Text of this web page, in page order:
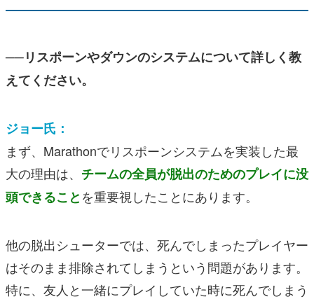
──リスポーンやダウンのシステムについて詳しく教
えてください。
ジョー氏：
まず、Marathonでリスポーンシステムを実装した最
大の理由は、 チームの全員が脱出のためのプレイに没
頭できることを重要視したことにあります。
他の脱出シューターでは、死んでしまったプレイヤー
はそのまま排除されてしまうという問題があります。
特に、友人と一緒にプレイしていた時に死んでしまう